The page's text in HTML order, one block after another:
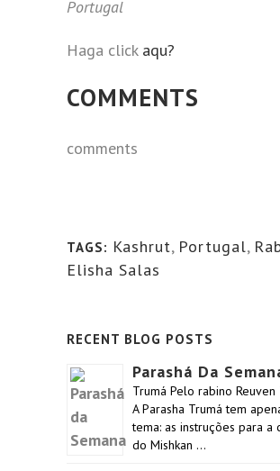
Portugal
Haga click aqu?
COMMENTS
comments
TAGS: Kashrut, Portugal,
Elisha Salas
RECENT BLOG POSTS
Parashá Da
Trumá Pelo rabino Reuven
A Parasha Trumá tem
tema: as instruções para a
do Mishkan …